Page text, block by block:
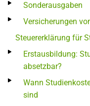
Sonderausgaben
Versicherungen
Steuererklärung für
Erstausbildung:
absetzbar?
Wann
sind